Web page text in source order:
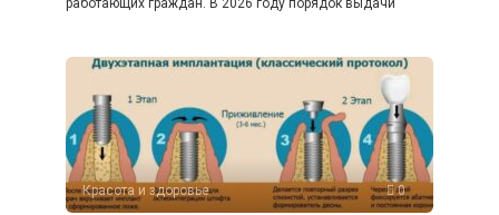
Красота и здоровье 0